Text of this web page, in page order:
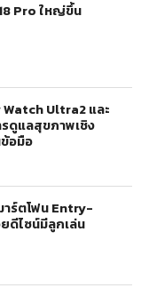
Pro ใหญ่ขึ้น
Ultra2 และ
ดูแลสุขภาพเชิง
อมือ
าร์ตโฟน Entry-
ดีไซน์มีลูกเล่น